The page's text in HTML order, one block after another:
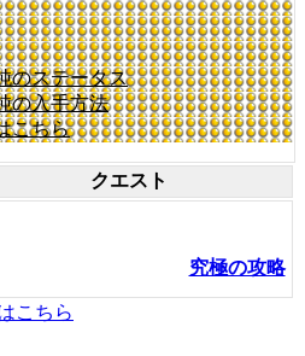
のステータス
の入手方法
こちら
クエスト
究極の攻略
こちら